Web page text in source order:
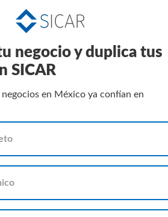
negocio y duplica tus
SICAR
en México ya confían en